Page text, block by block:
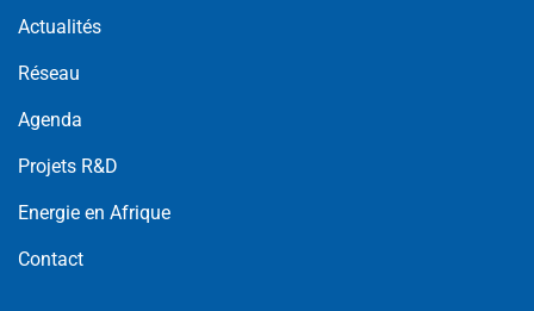
Actualités
Réseau
Agenda
Projets R&D
Energie en Afrique
Contact